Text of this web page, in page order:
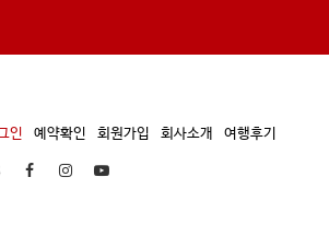
인 예약확인 회원가입 회사소개 여행후기